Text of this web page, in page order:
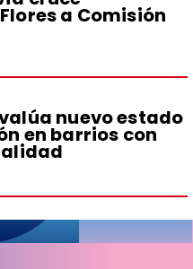
a Comisión
nuevo estado
en barrios con